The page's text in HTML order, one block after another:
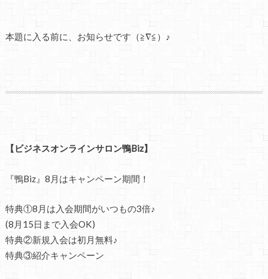
本題に入る前に、お知らせです（≧∇≦）♪
【ビジネスオンラインサロン鴨Biz】
『鴨Biz』8月はキャンペーン期間！
特典①8月は入会期間がいつもの3倍♪
(8月15日まで入会OK)
特典②新規入会は初月無料♪
特典③紹介キャンペーン